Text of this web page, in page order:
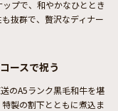
プで、和やかなひととき
抜群で、贅沢なディナー
ースで祝う
のA5ランク黒毛和牛を堪
製の割下とともに煮込ま